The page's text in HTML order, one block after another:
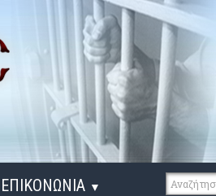
ΕΠΙΚΟΝΩΝΙΑ ▼